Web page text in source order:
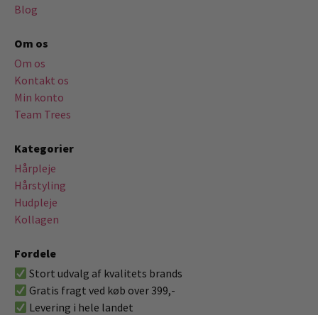
Blog
Om os
Om os
Kontakt os
Min konto
Team Trees
Kategorier
Hårpleje
Hårstyling
Hudpleje
Kollagen
Fordele
Stort udvalg af kvalitets brands
Gratis fragt ved køb over 399,-
Levering i hele landet